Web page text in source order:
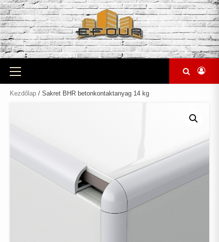
Skip
to
content
Primary
Menu
Kezdőlap / Sakret BHR betonkontaktanyag 14 kg